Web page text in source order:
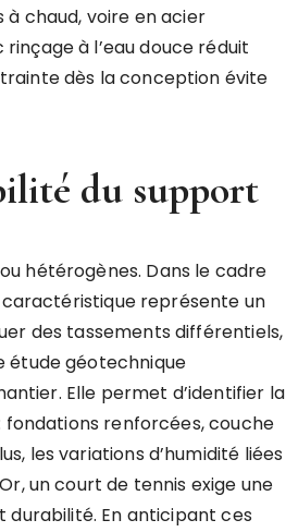
à chaud, voire en acier
à l’eau douce réduit
dès la conception évite
du support
hétérogènes. Dans le cadre
représente un
des tassements différentiels,
étude géotechnique
Elle permet d’identifier la
renforcées, couche
les variations d’humidité liées
un court de tennis exige une
En anticipant ces